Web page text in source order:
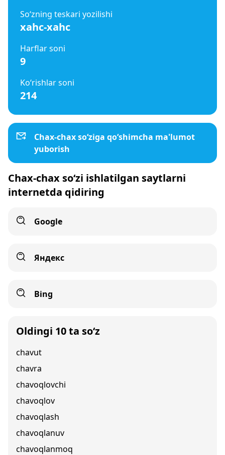
So‘zning teskari yozilishi
xahc-xahc
Harflar soni
9
Ko‘rishlar soni
214
Chax-chax so‘ziga qo‘shimcha ma'lumot
yuborish
Chax-chax so‘zi ishlatilgan saytlarni
internetda qidiring
Google
Яндекс
Bing
Oldingi 10 ta so‘z
chavut
chavra
chavoqlovchi
chavoqlov
chavoqlash
chavoqlanuv
chavoqlanmoq